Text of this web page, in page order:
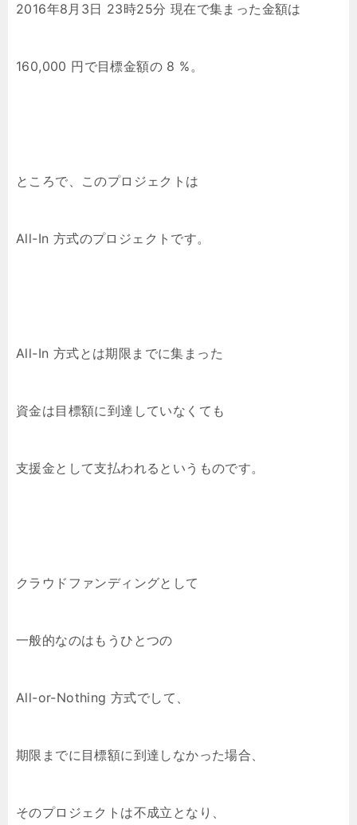
2016年8月3日 23時25分 現在で集まった金額は
160,000 円で目標金額の 8 %。
ところで、このプロジェクトは
All-In 方式のプロジェクトです。
All-In 方式とは期限までに集まった
資金は目標額に到達していなくても
支援金として支払われるというものです。
クラウドファンディングとして
一般的なのはもうひとつの
All-or-Nothing 方式でして、
期限までに目標額に到達しなかった場合、
そのプロジェクトは不成立となり、